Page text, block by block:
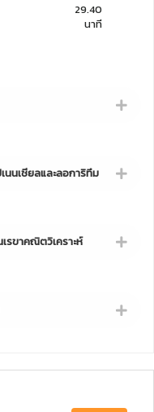
29.40
นาที
นนเชียลและลอการิทึม
รขาคณิตวิเคราะห์